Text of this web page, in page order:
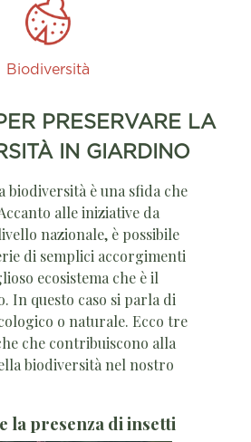
Biodiversità
PRESERVARE LA
IN GIARDINO
biodiversità è una sfida che
alle iniziative da
nazionale, è possibile
di semplici accorgimenti
ecosistema che è il
In questo caso si parla di
o naturale. Ecco tre
che contribuiscono alla
biodiversità nel nostro
la presenza di insetti